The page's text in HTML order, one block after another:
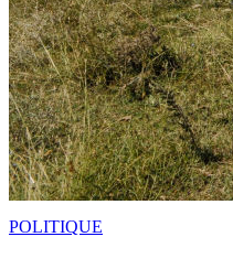
POLITIQUE